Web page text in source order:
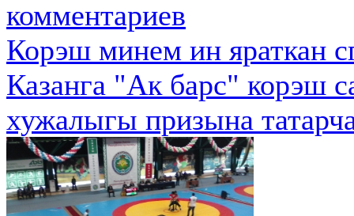
комментариев
Корэш минем ин яраткан
Казанга "Ак барс" корэш
хужалыгы призына